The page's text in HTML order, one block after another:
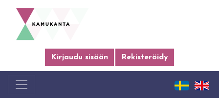
Kirjaudu sisään Rekisteröidy